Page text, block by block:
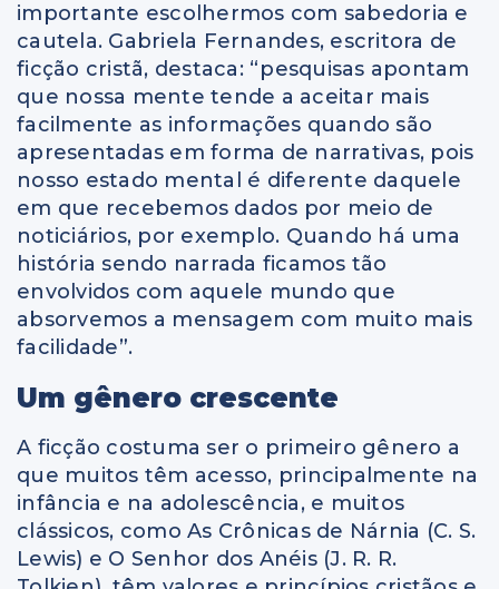
importante escolhermos com sabedoria e
cautela. Gabriela Fernandes, escritora de
ficção cristã, destaca: “pesquisas apontam
que nossa mente tende a aceitar mais
facilmente as informações quando são
apresentadas em forma de narrativas, pois
nosso estado mental é diferente daquele
em que recebemos dados por meio de
noticiários, por exemplo. Quando há uma
história sendo narrada ficamos tão
envolvidos com aquele mundo que
absorvemos a mensagem com muito mais
facilidade”.
Um gênero crescente
A ficção costuma ser o primeiro gênero a
que muitos têm acesso, principalmente na
infância e na adolescência, e muitos
clássicos, como As Crônicas de Nárnia (C. S.
Lewis) e O Senhor dos Anéis (J. R. R.